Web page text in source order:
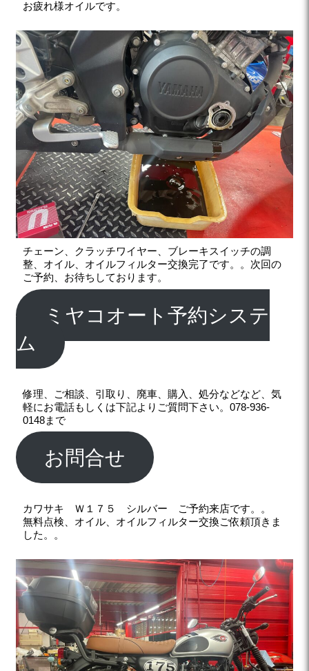
お疲れ様オイルです。
チェーン、クラッチワイヤー、ブレーキスイッチの調
整、オイル、オイルフィルター交換完了です。。次回の
ご予約、お待ちしております。
ミヤコオート予約システ
ム
修理、ご相談、引取り、廃車、購入、処分などなど、気
軽にお電話もしくは下記よりご質問下さい。078-936-
0148まで
お問合せ
カワサキ Ｗ１７５ シルバー ご予約来店です。。
無料点検、オイル、オイルフィルター交換ご依頼頂きま
した。。